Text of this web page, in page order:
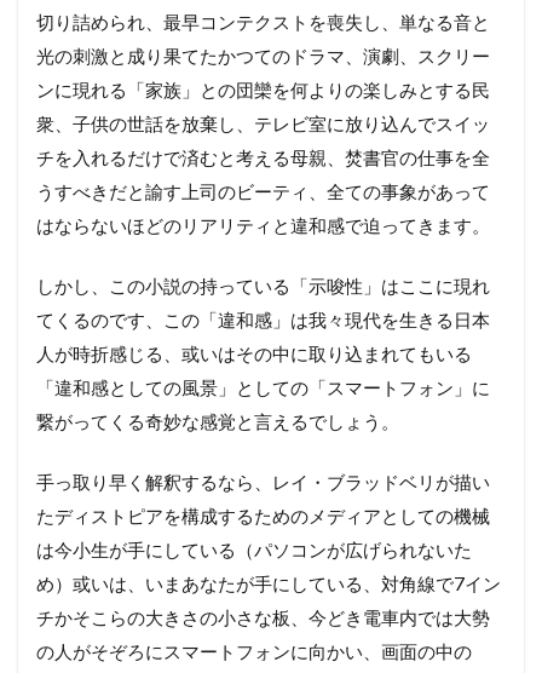
切り詰められ、最早コンテクストを喪失し、単なる音と
光の刺激と成り果てたかつてのドラマ、演劇、スクリー
ンに現れる「家族」との団欒を何よりの楽しみとする民
衆、子供の世話を放棄し、テレビ室に放り込んでスイッ
チを入れるだけで済むと考える母親、焚書官の仕事を全
うすべきだと諭す上司のビーティ、全ての事象があって
はならないほどのリアリティと違和感で迫ってきます。
しかし、この小説の持っている「示唆性」はここに現れ
てくるのです、この「違和感」は我々現代を生きる日本
人が時折感じる、或いはその中に取り込まれてもいる
「違和感としての風景」としての「スマートフォン」に
繋がってくる奇妙な感覚と言えるでしょう。
手っ取り早く解釈するなら、レイ・ブラッドベリが描い
たディストピアを構成するためのメディアとしての機械
は今小生が手にしている（パソコンが広げられないた
め）或いは、いまあなたが手にしている、対角線で7イン
チかそこらの大きさの小さな板、今どき電車内では大勢
の人がそぞろにスマートフォンに向かい、画面の中の